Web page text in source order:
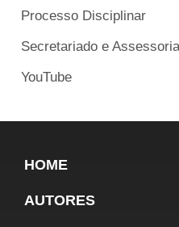
Processo Disciplinar
Secretariado e
YouTube
HOME
AUTORES